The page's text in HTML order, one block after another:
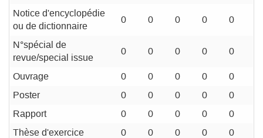
Notice d'encyclopédie
ou de dictionnaire
0 0 0 0 0
N°spécial de
revue/special issue
0 0 0 0 0
Ouvrage 0 0 0 0
0
Poster
0 0 0 0
0
Rapport
0 0 0 0
0
Thèse d'exercice
0 0 0 0
0